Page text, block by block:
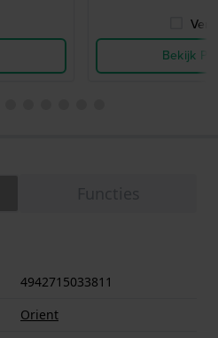
Bekijk
4942715033811
Orient